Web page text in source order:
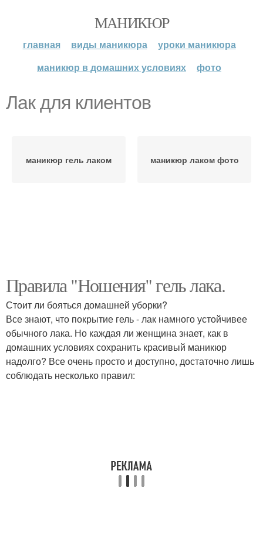
МАНИКЮР
главная виды маникюра
уроки маникюра
маникюр в домашних условиях
фото
Лак для клиентов
маникюр гель лаком маникюр лаком фото
Правила "Ношения" гель лака.
Стоит ли бояться домашней уборки?
Все знают, что покрытие гель - лак намного устойчивее
обычного лака. Но каждая ли женщина знает, как в
домашних условиях сохранить красивый маникюр
надолго? Все очень просто и доступно, достаточно лишь
соблюдать несколько правил: